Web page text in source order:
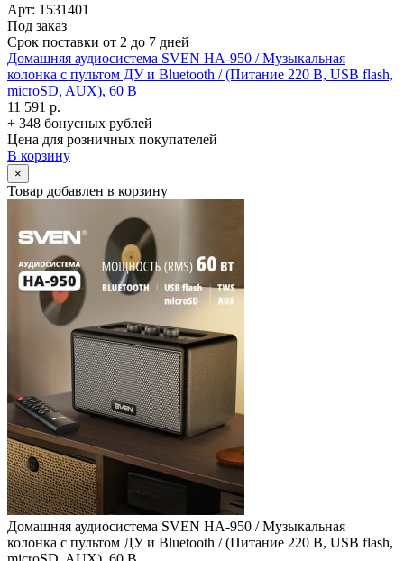
Арт: 1531401
Под заказ
Срок поставки от 2 до 7 дней
Домашняя аудиосистема SVEN HA-950 /­ Музыкальная
колонка с пультом ДУ и Bluetooth /­ (Питание 220 В, USB flash,
microSD, AUX), 60 В
11 591 р.
+ 348 бонусных рублей
Цена для розничных покупателей
В корзину
×
Товар добавлен в корзину
Домашняя аудиосистема SVEN HA-950 /­ Музыкальная
колонка с пультом ДУ и Bluetooth /­ (Питание 220 В, USB flash,